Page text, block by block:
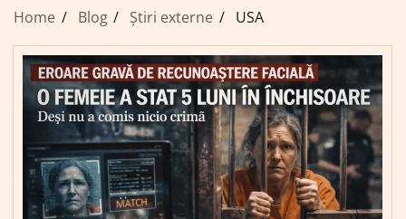
Home Blog Știri externe USA